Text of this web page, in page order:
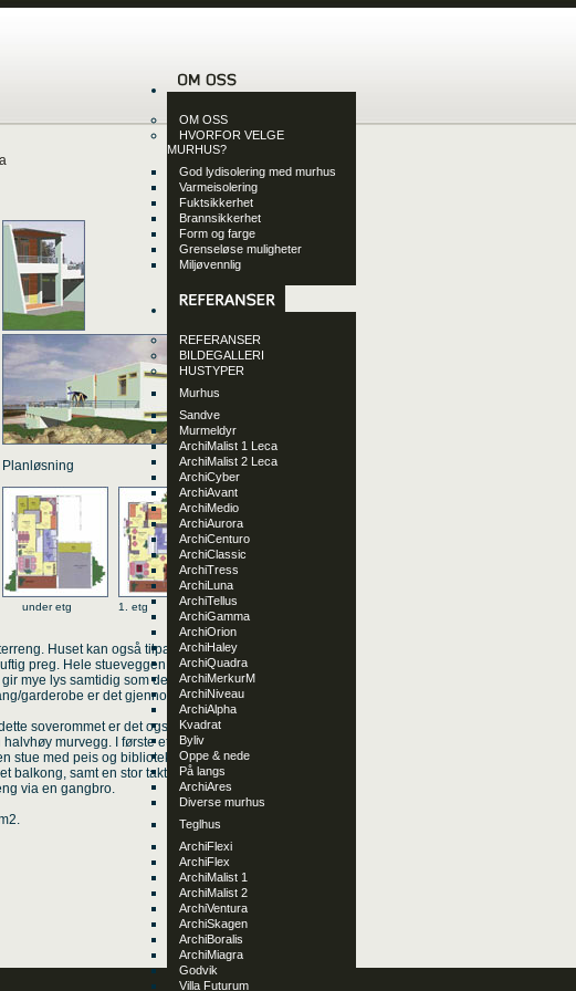
OM OSS
HVORFOR VELGE
MURHUS?
God lydisolering med murhus
Varmeisolering
Fuktsikkerhet
Brannsikkerhet
Form og farge
Grenseløse muligheter
Miljøvennlig
REFERANSER
BILDEGALLERI
HUSTYPER
Murhus
Sandve
Murmeldyr
ArchiMalist 1 Leca
ArchiMalist 2 Leca
ArchiCyber
ArchiAvant
ArchiMedio
ArchiAurora
ArchiCenturo
ArchiClassic
ArchiTress
ArchiLuna
ArchiTellus
ArchiGamma
ArchiOrion
ArchiHaley
ArchiQuadra
ArchiMerkurM
ArchiNiveau
ArchiAlpha
Kvadrat
Byliv
Oppe & nede
På langs
ArchiAres
Diverse murhus
Teglhus
ArchiFlexi
ArchiFlex
ArchiMalist 1
ArchiMalist 2
ArchiVentura
ArchiSkagen
ArchiBoralis
ArchiMiagra
Godvik
Villa Futurum
Planløsning
under etg 1. etg
Huset kan også tilpasses flatt terreng.
preg. Hele stueveggen ved
mye lys samtidig som det forsterker
garderobe er det gjennomgående
soverommet er det også dør inn til
murvegg. I første etasje er de to
stue med peis og bibliotek. Fra denne stuen
balkong, samt en stor takterrasse over
via en gangbro.